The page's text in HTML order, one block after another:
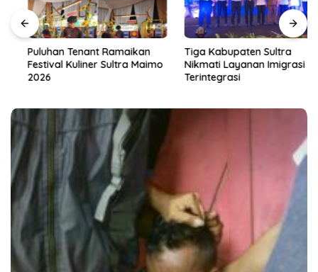
Puluhan Tenant Ramaikan
Festival Kuliner Sultra Maimo
2026
Tiga Kabupaten Sultra
Nikmati Layanan Imigrasi
Terintegrasi